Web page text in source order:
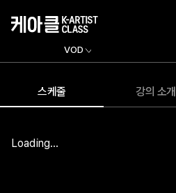
VOD
스케줄 강의 소개
Loading...